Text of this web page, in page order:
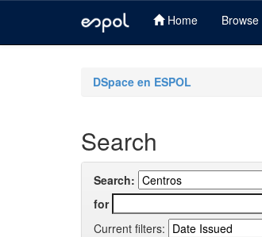
Home Browse
DSpace en ESPOL
Search
Search:
for
Current filters: